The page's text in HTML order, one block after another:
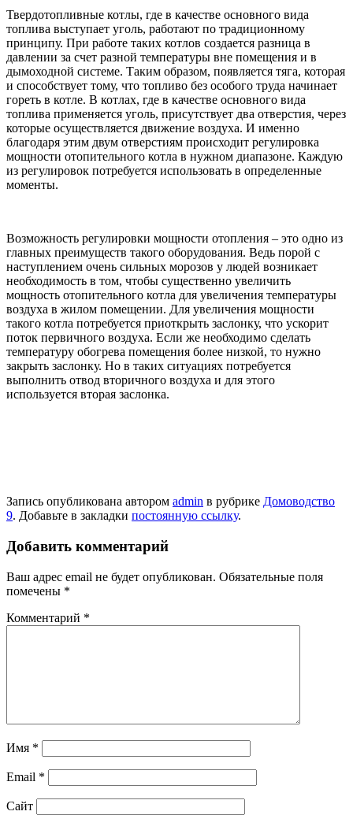
Твердотопливные котлы, где в качестве основного вида
топлива выступает уголь, работают по традиционному
принципу. При работе таких котлов создается разница в
давлении за счет разной температуры вне помещения и в
дымоходной системе. Таким образом, появляется тяга, которая
и способствует тому, что топливо без особого труда начинает
гореть в котле. В котлах, где в качестве основного вида
топлива применяется уголь, присутствует два отверстия, через
которые осуществляется движение воздуха. И именно
благодаря этим двум отверстиям происходит регулировка
мощности отопительного котла в нужном диапазоне. Каждую
из регулировок потребуется использовать в определенные
моменты.
Возможность регулировки мощности отопления – это одно из
главных преимуществ такого оборудования. Ведь порой с
наступлением очень сильных морозов у людей возникает
необходимость в том, чтобы существенно увеличить
мощность отопительного котла для увеличения температуры
воздуха в жилом помещении. Для увеличения мощности
такого котла потребуется приоткрыть заслонку, что ускорит
поток первичного воздуха. Если же необходимо сделать
температуру обогрева помещения более низкой, то нужно
закрыть заслонку. Но в таких ситуациях потребуется
выполнить отвод вторичного воздуха и для этого
используется вторая заслонка.
Запись опубликована автором admin в рубрике Домоводство
9. Добавьте в закладки постоянную ссылку.
Добавить комментарий
Ваш адрес email не будет опубликован. Обязательные поля
помечены *
Комментарий *
Имя *
Email *
Сайт